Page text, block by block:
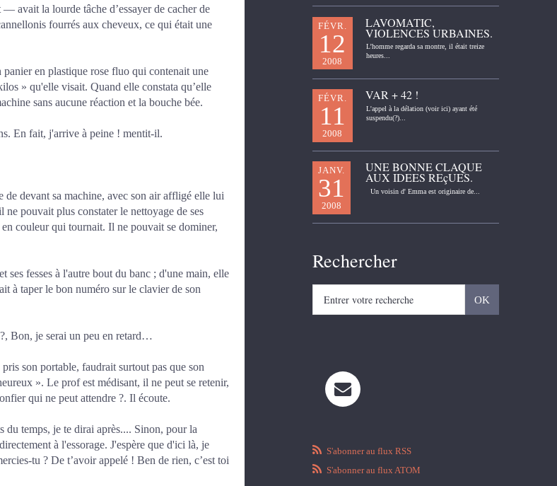
avait la lourde tâche d’essayer de cacher de
fourrés aux cheveux, ce qui était une
en plastique rose fluo qui contenait une
» qu'elle visait. Quand elle constata qu’elle
sans aucune réaction et la bouche bée.
En fait, j'arrive à peine ! mentit-il.
devant sa machine, avec son air affligé elle lui
pouvait plus constater le nettoyage de ses
couleur qui tournait. Il ne pouvait se dominer,
ses fesses à l'autre bout du banc ; d'une main, elle
à taper le bon numéro sur le clavier de son
Bon, je serai un peu en retard…
son portable, faudrait surtout pas que son
». Le prof est médisant, il ne peut se retenir,
qui ne peut attendre ?. Il écoute.
du temps, je te dirai après.... Sinon, pour la
à l'essorage. J'espère que d'ici là, je
tu ? De t’avoir appelé ! Ben de rien, c’est toi
FÉVR.
12
2008
LAVOMATIC,
VIOLENCES URBAINES.
L’homme regarda sa montre, il était treize
heures...
FÉVR.
11
2008
VAR + 42 !
L'appel à la délation (voir ici) ayant été
suspendu(?)...
JANV.
31
2008
UNE BONNE CLAQUE
AUX IDEES REçUES.
Un voisin d' Emma est originaire de...
Rechercher
S'abonner au flux RSS
S'abonner au flux ATOM